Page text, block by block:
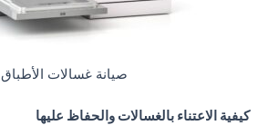
صيانة غسالات الأطباق
كيفية الاعتناء بالغسالات والحفاظ عليها